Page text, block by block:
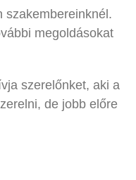
szakembereinknél.
megoldásokat
szerelőnket, aki a
de jobb előre